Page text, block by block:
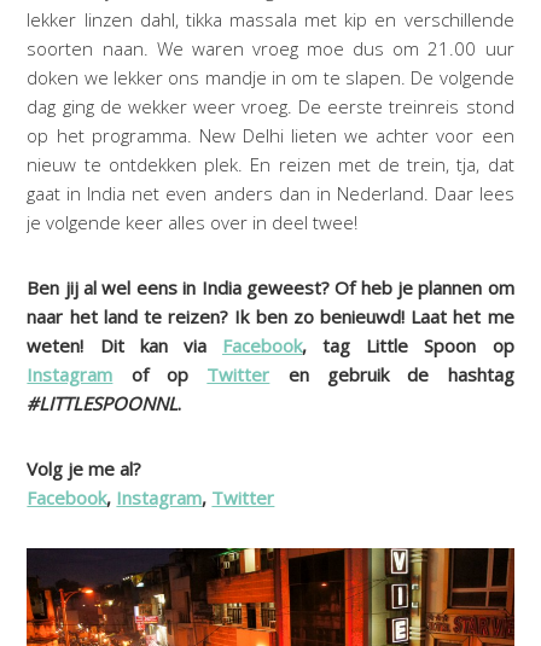
lekker linzen dahl, tikka massala met kip en verschillende
soorten naan. We waren vroeg moe dus om 21.00 uur
doken we lekker ons mandje in om te slapen. De volgende
dag ging de wekker weer vroeg. De eerste treinreis stond
op het programma. New Delhi lieten we achter voor een
nieuw te ontdekken plek. En reizen met de trein, tja, dat
gaat in India net even anders dan in Nederland. Daar lees
je volgende keer alles over in deel twee!
Ben jij al wel eens in India geweest? Of heb je plannen om
naar het land te reizen? Ik ben zo benieuwd! Laat het me
weten! Dit kan via Facebook, tag Little Spoon op
Instagram of op Twitter en gebruik de hashtag
#LITTLESPOONNL.
Volg je me al?
Facebook, Instagram, Twitter